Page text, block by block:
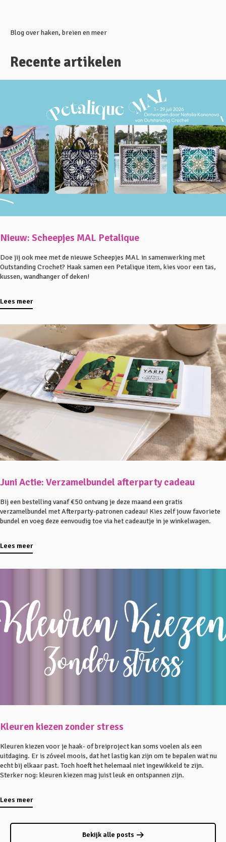
Blog over haken, breien en meer
Recente artikelen
Nieuw: Scheepjes MAL Petalique
Doe jij ook mee met de nieuwe Scheepjes MAL in samenwerking met
Outstanding Crochet? Haak samen een Petalique item, kies voor een tas,
kussen, wandhanger of deken!
Lees meer
Juni Actie: Verzamelbundel afterparty cadeau
Bij een bestelling vanaf €50 ontvang je deze maand een gratis
verzamelbundel met Afterparty-patronen cadeau! Kies zelf jouw favoriete
bundel en voeg deze eenvoudig toe via het cadeautje in je winkelwagen.
Lees meer
Kleuren kiezen zonder stress
Kleuren kiezen voor je haak- of breiproject kan soms voelen als een
uitdaging. Er is zóveel moois, dat het lastig kan zijn om te bepalen wat nu
echt bij elkaar past. Toch hoeft het helemaal niet ingewikkeld te zijn.
Sterker nog: kleuren kiezen mag juist leuk en ontspannen zijn.
Lees meer
Bekijk alle posts